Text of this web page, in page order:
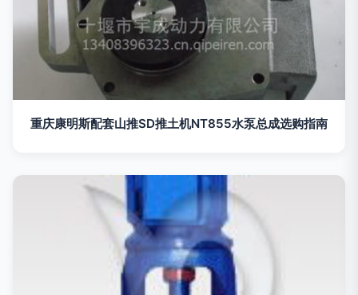
重庆康明斯配套山推SD推土机NT855水泵总成选购指南